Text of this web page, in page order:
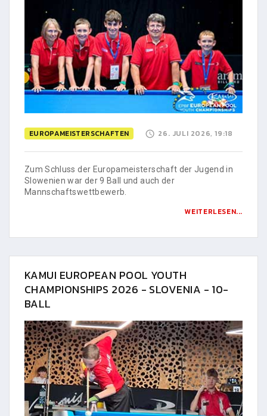
EUROPAMEISTERSCHAFTEN 26. JULI 2026, 19:18
Zum Schluss der Europameisterschaft der Jugend in
Slowenien war der 9 Ball und auch der
Mannschaftswettbewerb.
WEITERLESEN...
KAMUI EUROPEAN POOL YOUTH
CHAMPIONSHIPS 2026 - SLOVENIA - 10-
BALL